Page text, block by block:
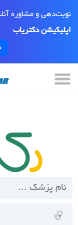
نوبت‌دهی و مشاوره
اپلیکیشن دکتریاب